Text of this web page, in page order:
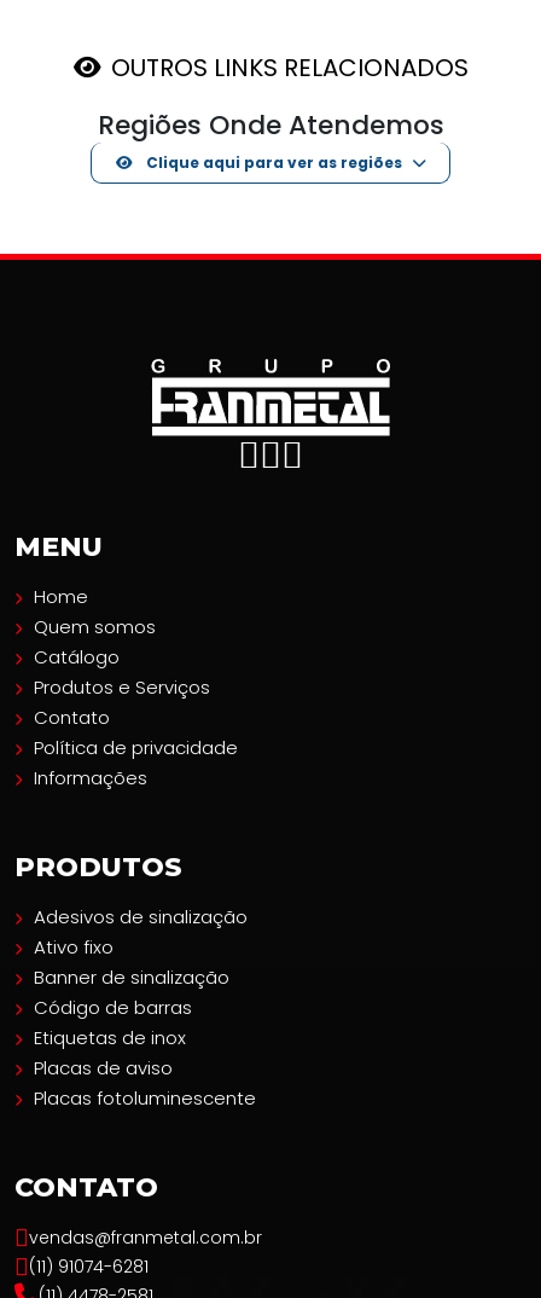
Whatsapp
Gerar QR
Regiões Onde Atendemos
MENU
Home
Quem somos
Catálogo
Política de privacidade